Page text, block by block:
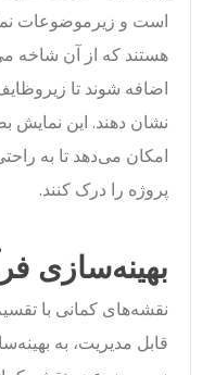
است و زیرموضوعات
هستند که از آن شاخه
اضافه شوند تا
نشان دهند. این نمایش
امکان می‌دهد تا به
پروژه را درک کنند.
بهینه‌سازی
نقشه‌های کمانی با
قابل مدیریت، به